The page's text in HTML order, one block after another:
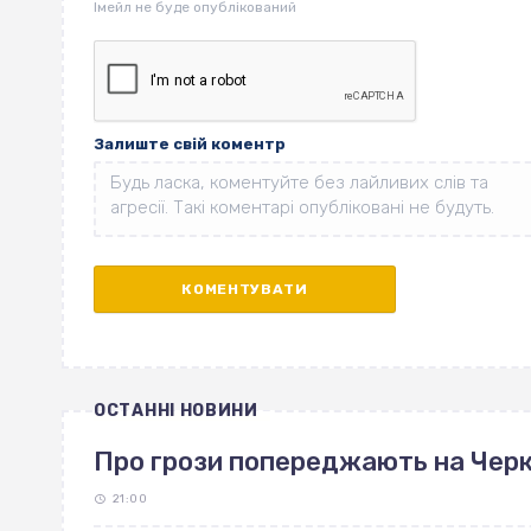
Залиште свій коментр
ОСТАННІ НОВИНИ
Про грози попереджають на
21:00